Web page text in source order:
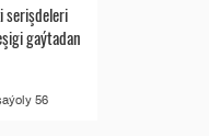
serişdeleri
gaýtadan
56